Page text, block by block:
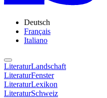
Deutsch
Français
Italiano
LiteraturLandschaft
LiteraturFenster
LiteraturLexikon
LiteraturSchweiz